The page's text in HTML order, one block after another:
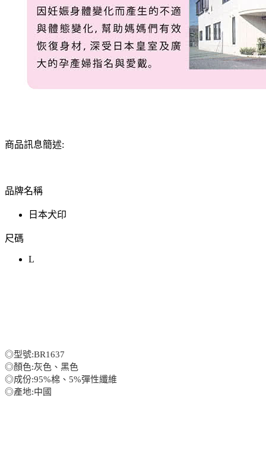
商品訊息簡述:
品牌名稱
日本犬印
尺碼
L
◎型號:BR1637
◎顏色:灰色、黑色
◎成份:95%棉、5%彈性纖維
◎產地:中國